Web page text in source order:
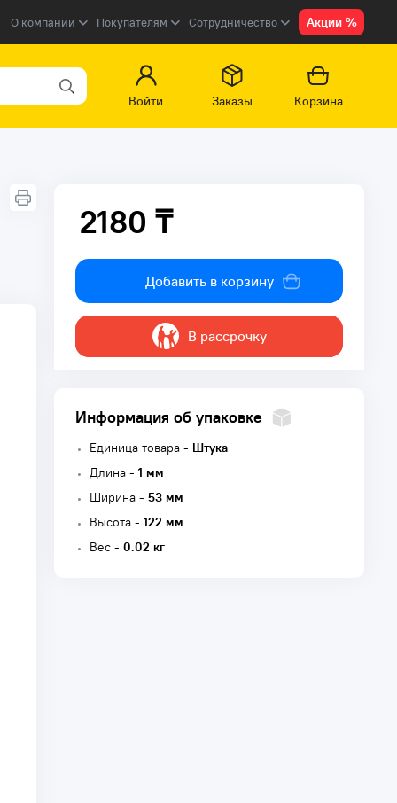
О компании Покупателям Сотрудничество Акции %
Войти
Заказы Корзина
2180 ₸
2180 ₸
Добавить в корзину
В рассрочку
Информация об упаковке
Единица товара - Штука
Длина - 1 мм
Ширина - 53 мм
Высота - 122 мм
Вес - 0.02 кг